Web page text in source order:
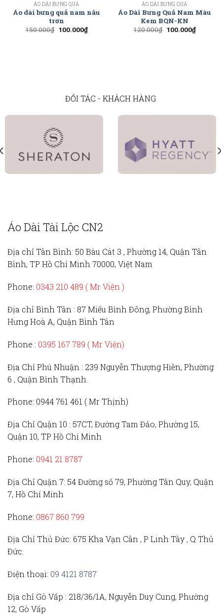
ÁO DÀI BƯNG QUẢ
Áo dài bưng quả nam nâu
trơn
150.000₫ 100.000₫
ÁO DÀI BƯNG QUẢ
Áo Dài Bưng Quả Nam Màu
Kem BQN-KN
120.000₫ 100.000₫
ĐỐI TÁC - KHÁCH HÀNG
Áo Dài Tài Lộc CN2
Địa chỉ Tân Bình: 50 Bàu Cát 3 , Phường 14, Quận Tân
Bình, TP Hồ Chí Minh 70000, Việt Nam
Phone: 0343 210 489 ( Mr Viện )
Địa chỉ Bình Tân : 87 Miếu Bình Đông, Phường Bình
Hưng Hoà A, Quận Bình Tân
Phone : 0395 167 789 ( Mr Viện)
Địa Chỉ Phú Nhuận : 239 Nguyễn Thượng Hiền, Phường
6 , Quận Bình Thạnh.
Phone: 0944 761 461 ( Mr Thịnh)
Địa Chỉ Quận 10 : 57CT, Đường Tam Đảo, Phường 15,
Quận 10, TP Hồ Chí Minh
Phone: 0941 21 8787
Địa Chỉ Quận 7: 54 Đường số 79, Phường Tân Quy, Quận
7, Hồ Chí Minh
Phone: 0867 860 799
Địa Chỉ Thủ Đức: 675 Kha Vạn Cân , P Linh Tây , Q Thủ
Đức.
Điện thoại: 09 4121 8787
Địa chỉ Gò Vấp : 218/36/1A, Nguyễn Duy Cung, Phường
12, Gò Vấp